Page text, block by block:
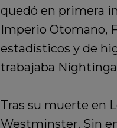
quedó en primera
Imperio Otomano,
estadísticos y de
trabajaba
Tras su muerte en
Westminster. Sin